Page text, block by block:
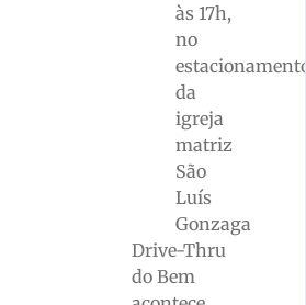
às 17h,
no
estacionamento
da
igreja
matriz
São
Luís
Gonzaga
Drive-Thru
do Bem